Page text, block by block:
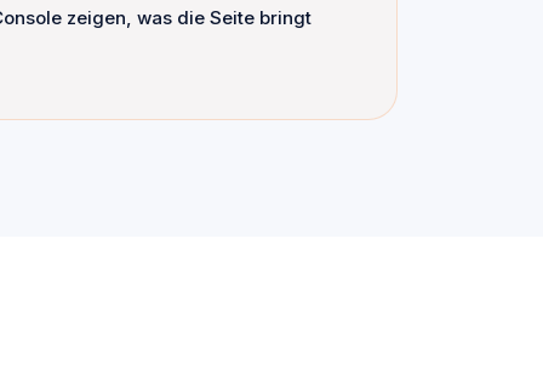
zeigen, was die Seite bringt